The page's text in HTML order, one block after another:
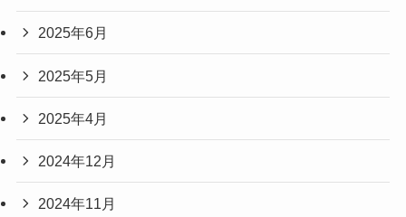
2025年6月
2025年5月
2025年4月
2024年12月
2024年11月